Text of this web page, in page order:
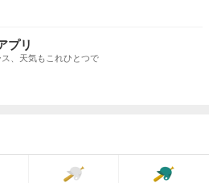
プリ
、天気もこれひとつで